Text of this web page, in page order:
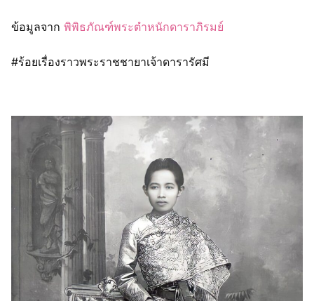
ข้อมูลจาก พิพิธภัณฑ์พระตำหนักดาราภิรมย์
#ร้อยเรื่องราวพระราชชายาเจ้าดารารัศมี